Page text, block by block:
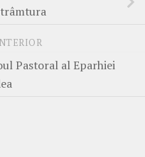
Pastoral al Eparhiei